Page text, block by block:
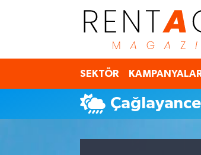
SEKTÖR
İstanbul Nöbetçi Eczaneler
İstanbul Hava Durumu
İstanbul Namaz Vakitleri